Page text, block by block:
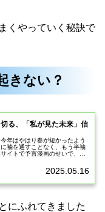
くやっていく秘訣で
きない？
る、「私が見た未来」信
年はやはり春が短かったよう
袖を通すことなく、もう半袖
イトで予言漫画のせいで、旅
2025.05.16
にふれてきました